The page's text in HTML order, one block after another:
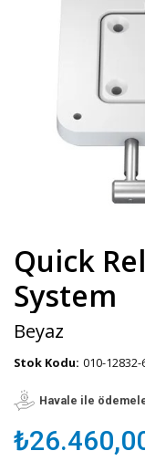
Quick
System
Beyaz
Stok Kodu: 010-12832-
Havale ile